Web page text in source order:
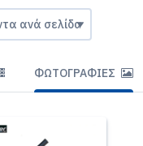
ΦΩΤΟΓΡΑΦΊΕΣ